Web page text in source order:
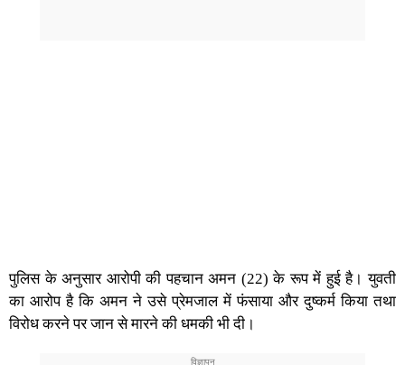
पुलिस के अनुसार आरोपी की पहचान अमन (22) के रूप में हुई है। युवती
का आरोप है कि अमन ने उसे प्रेमजाल में फंसाया और दुष्कर्म किया तथा
विरोध करने पर जान से मारने की धमकी भी दी।